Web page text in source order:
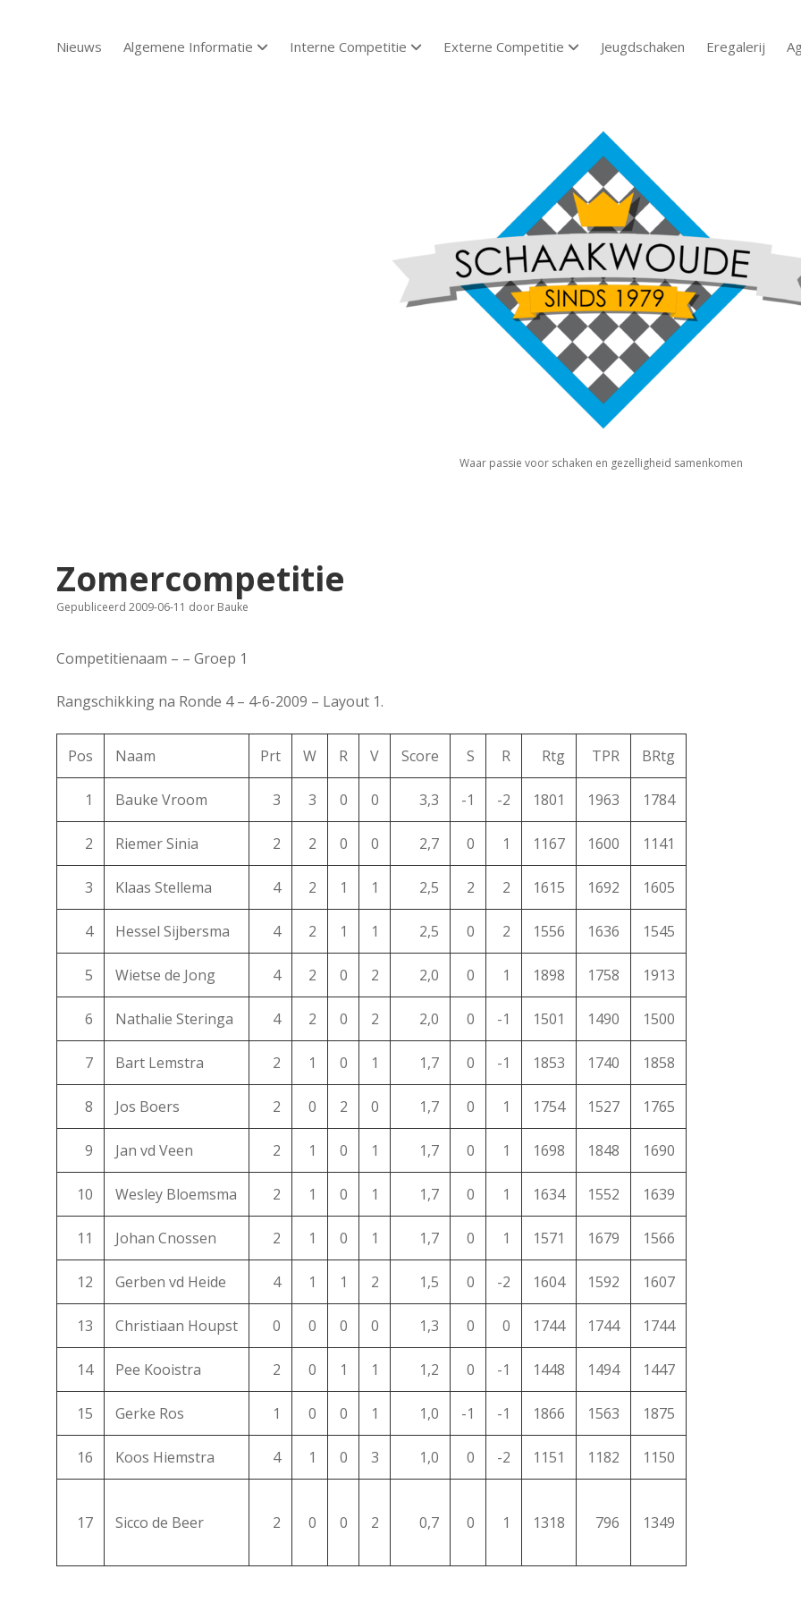
Nieuws Algemene Informatie open dropdown menu
Interne Competitie open dropdown menu
Externe Competitie open dropdown menu
Jeugdschaken Eregalerij
Schaakvereniging
Schaakwoude
Waar passie voor schaken en gezelligheid samenkomen
Zomercompetitie
Gepubliceerd 2009-06-11 door Bauke
Competitienaam – – Groep 1
Rangschikking na Ronde 4 – 4-6-2009 – Layout 1.
Pos Naam Prt W R V Score S R Rtg TPR BRtg
1 Bauke Vroom 3 3 0 0 3,3 -1 -2 1801 1963 1784
2 Riemer Sinia 2 2 0 0 2,7 0 1 1167 1600 1141
3 Klaas Stellema 4 2 1 1 2,5 2 2 1615 1692 1605
4 Hessel Sijbersma 4 2 1 1 2,5 0 2 1556 1636 1545
5 Wietse de Jong 4 2 0 2 2,0 0 1 1898 1758 1913
6 Nathalie Steringa 4 2 0 2 2,0 0 -1 1501 1490 1500
7 Bart Lemstra 2 1 0 1 1,7 0 -1 1853 1740 1858
8 Jos Boers 2 0 2 0 1,7 0 1 1754 1527 1765
9 Jan vd Veen 2 1 0 1 1,7 0 1 1698 1848 1690
10 Wesley Bloemsma 2 1 0 1 1,7 0 1 1634 1552 1639
11 Johan Cnossen 2 1 0 1 1,7 0 1 1571 1679 1566
12 Gerben vd Heide 4 1 1 2 1,5 0 -2 1604 1592 1607
13 Christiaan Houpst 0 0 0 0 1,3 0 0 1744 1744 1744
14 Pee Kooistra 2 0 1 1 1,2 0 -1 1448 1494 1447
15 Gerke Ros 1 0 0 1 1,0 -1 -1 1866 1563 1875
16 Koos Hiemstra 4 1 0 3 1,0 0 -2 1151 1182 1150
17 Sicco de Beer 2 0 0 2 0,7 0 1 1318 796 1349